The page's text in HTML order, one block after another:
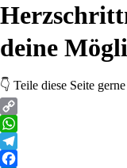
deine
👇 Teile diese Seite
Copy
Link
WhatsApp
Telegram